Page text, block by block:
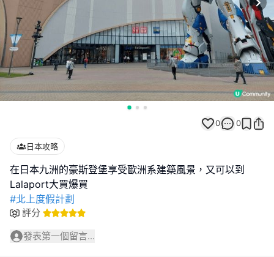
0 0
日本攻略
在日本九洲的豪斯登堡享受歐洲系建築風景，又可以到
#北上度假計劃
評分
發表第一個留言...